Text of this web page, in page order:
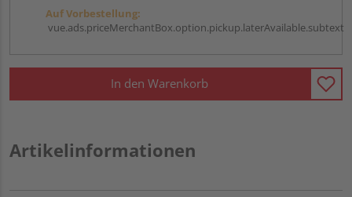
Auf Vorbestellung:
vue.ads.priceMerchantBox.option.pickup.laterAvailable.subtext
In den Warenkorb
Artikelinformationen